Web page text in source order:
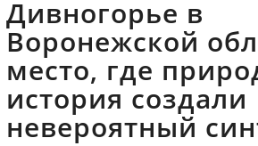
Дивногорье в
Воронежской
место, где
история создали
невероятный